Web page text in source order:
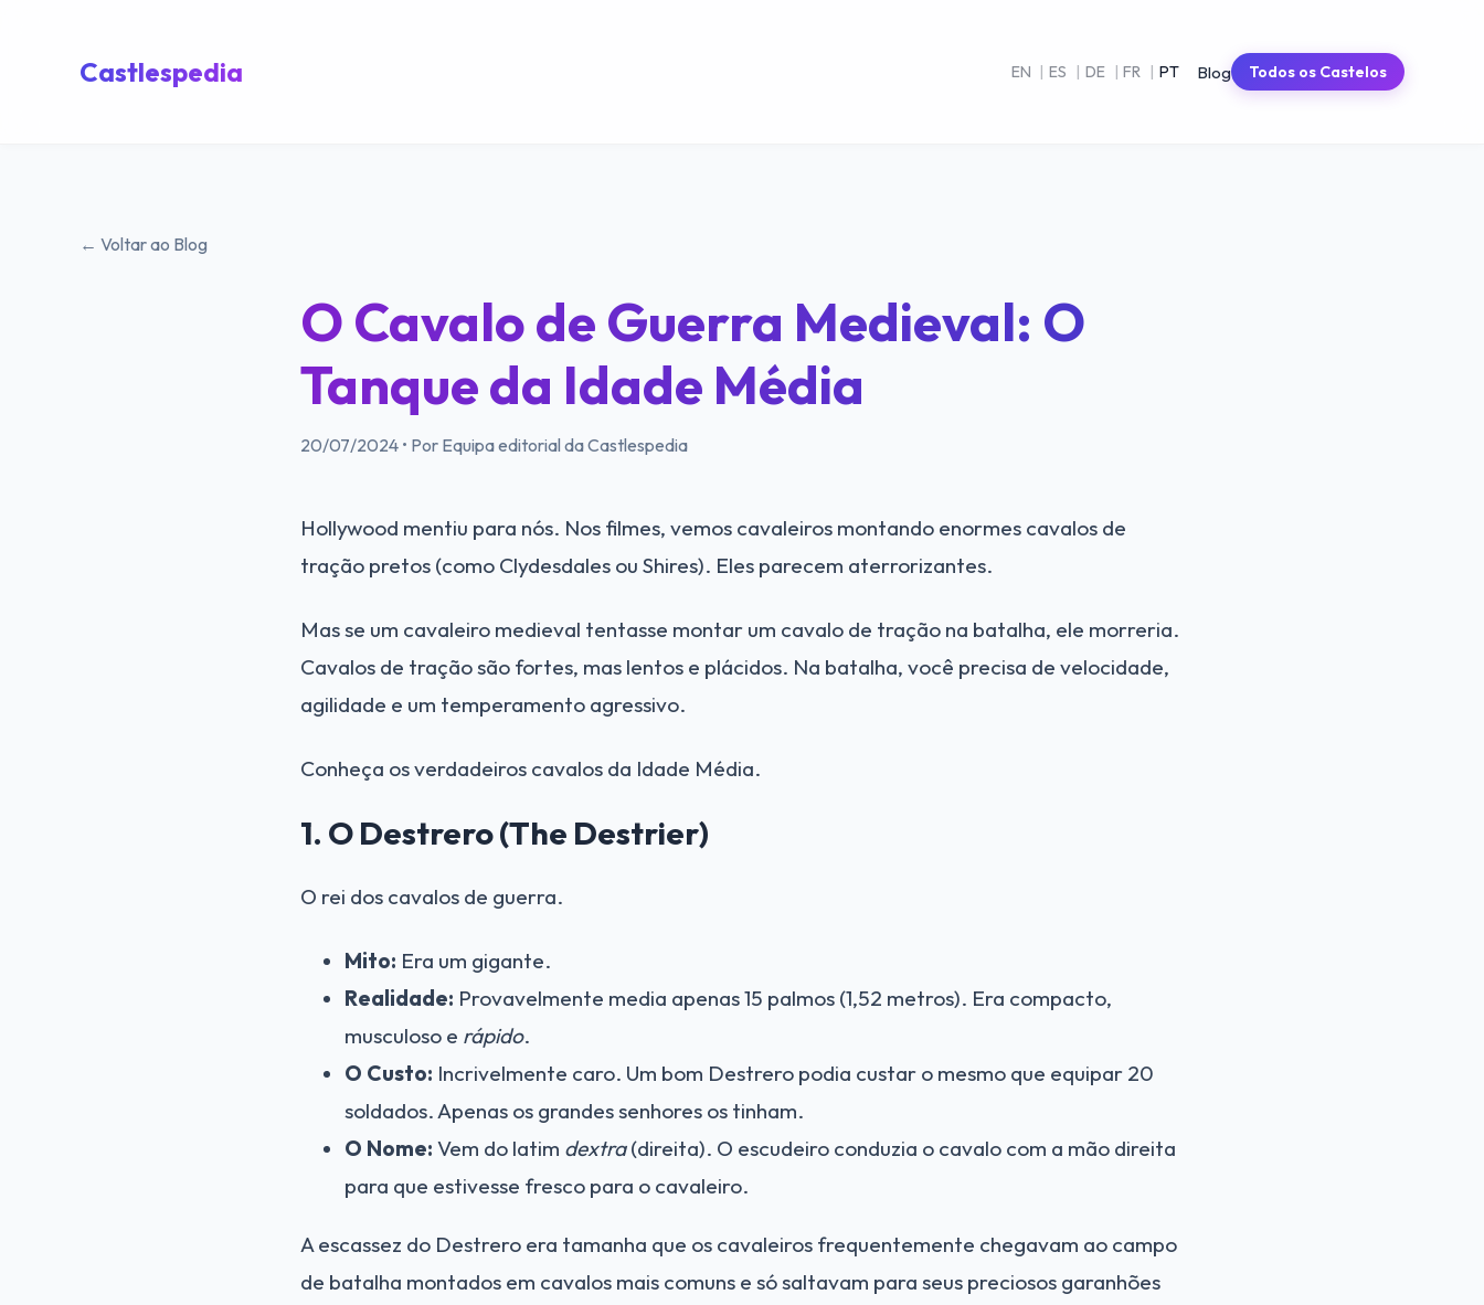
Castlespedia EN | ES | DE | FR | PT Blog Todos os Castelos
← Voltar ao Blog
O Cavalo de Guerra Medieval: O
Tanque da Idade Média
20/07/2024 • Por Equipa editorial da Castlespedia
Hollywood mentiu para nós. Nos filmes, vemos cavaleiros montando enormes cavalos de
tração pretos (como Clydesdales ou Shires). Eles parecem aterrorizantes.
Mas se um cavaleiro medieval tentasse montar um cavalo de tração na batalha, ele morreria.
Cavalos de tração são fortes, mas lentos e plácidos. Na batalha, você precisa de velocidade,
agilidade e um temperamento agressivo.
Conheça os verdadeiros cavalos da Idade Média.
1. O Destrero (The Destrier)
O rei dos cavalos de guerra.
Mito: Era um gigante.
Realidade: Provavelmente media apenas 15 palmos (1,52 metros). Era compacto,
musculoso e rápido.
O Custo: Incrivelmente caro. Um bom Destrero podia custar o mesmo que equipar 20
soldados. Apenas os grandes senhores os tinham.
O Nome: Vem do latim dextra(direita). O escudeiro conduzia o cavalo com a mão direita
para que estivesse fresco para o cavaleiro.
A escassez do Destrero era tamanha que os cavaleiros frequentemente chegavam ao campo
de batalha montados em cavalos mais comuns e só saltavam para seus preciosos garanhões